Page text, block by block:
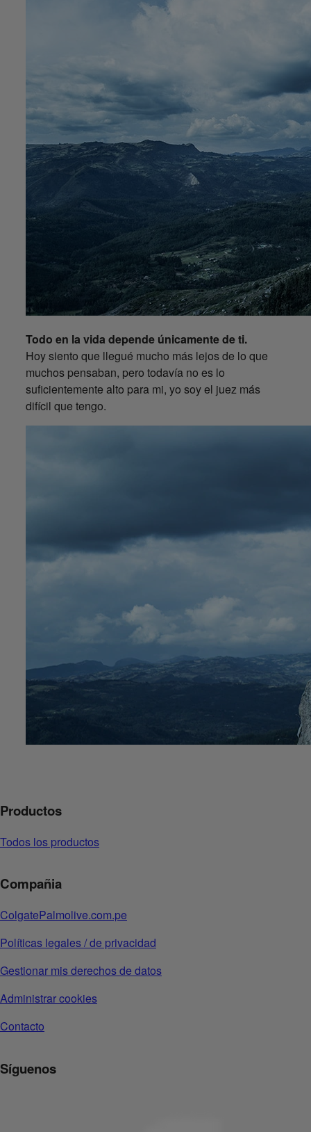
Todo en la vida depende únicamente de ti.
Hoy siento que llegué mucho más lejos de lo que
muchos pensaban, pero todavía no es lo
suficientemente alto para mi, yo soy el juez más
difícil que tengo.
Productos
Todos los productos
Compañia
ColgatePalmolive.com.pe
Políticas legales / de privacidad
Gestionar mis derechos de datos
Administrar cookies
Contacto
Síguenos